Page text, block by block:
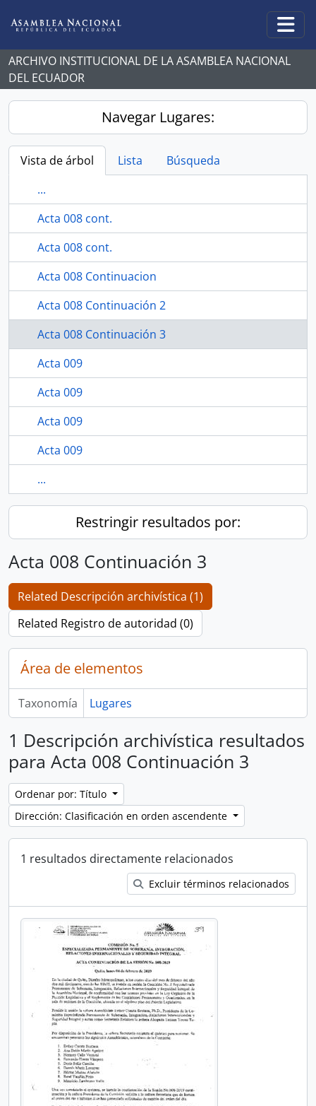
ARCHIVO INSTITUCIONAL DE LA ASAMBLEA NACIONAL
DEL ECUADOR
Navegar Lugares:
Vista de árbol Lista
Búsqueda
...
Acta 008 cont.
Acta 008 cont.
Acta 008 Continuacion
Acta 008 Continuación 2
Acta 008 Continuación 3
Acta 009
Acta 009
Acta 009
Acta 009
...
Restringir resultados por:
Acta 008 Continuación 3
Related Descripción archivística (1)
Related Registro de autoridad (0)
Área de elementos
Taxonomía Lugares
1 Descripción archivística resultados
para Acta 008 Continuación 3
Ordenar por: Título
Dirección: Clasificación en orden ascendente
1 resultados directamente relacionados
Excluir términos relacionados